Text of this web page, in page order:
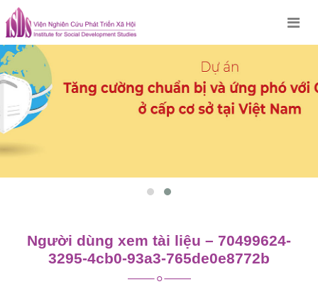
Skip
to
content
Người dùng xem tài liệu – 70499624-
3295-4cb0-93a3-765de0e8772b